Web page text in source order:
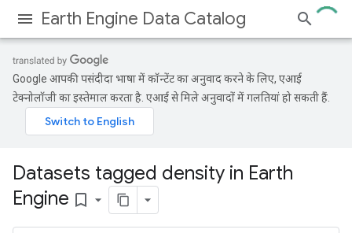
Earth Engine Data Catalog
Google आपकी पसंदीदा भाषा में कॉन्टेंट का अनुवाद करने के लिए, एआई
टेक्नोलॉजी का इस्तेमाल करता है. एआई से मिले अनुवादों में गलतियां हो सकती हैं.
Datasets tagged density in Earth
Engine bookmark_border